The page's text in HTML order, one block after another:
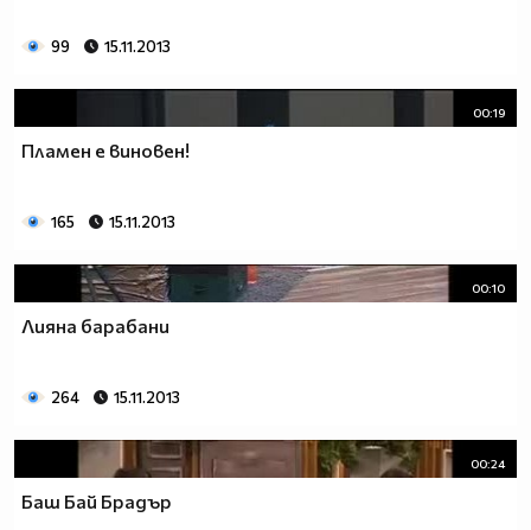
99 15.11.2013
00:19
Пламен е виновен!
165 15.11.2013
00:10
Лияна барабани
264 15.11.2013
00:24
Баш Бай Брадър